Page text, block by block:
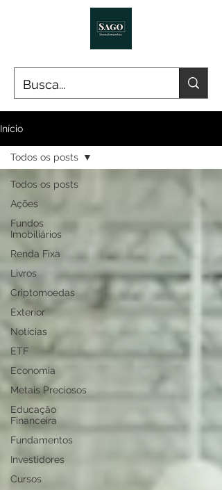
Início
Todos os posts
Ações
Fundos
Imobiliários
Renda Fixa
Livros
Criptomoedas
Exterior
Notícias
ETF
Economia
Metais Preciosos
Educação
Financeira
Fundamentos
Investidores
Cursos
Todos os posts